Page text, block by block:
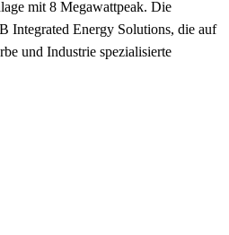
mit 8 Megawattpeak. Die
Integrated Energy Solutions, die auf
und Industrie spezialisierte